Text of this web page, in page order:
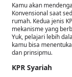
Kamu akan
Konvensional saat
rumah. Kedua jenis
mekanisme yang
Yuk, pelajari lebih
kamu bisa
dan prinsipmu.
KPR Syariah